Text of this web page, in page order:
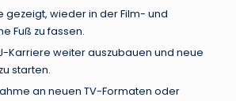
gezeigt, wieder in der Film- und
Fuß zu fassen.
Karriere weiter auszubauen und neue
starten.
an neuen TV-Formaten oder